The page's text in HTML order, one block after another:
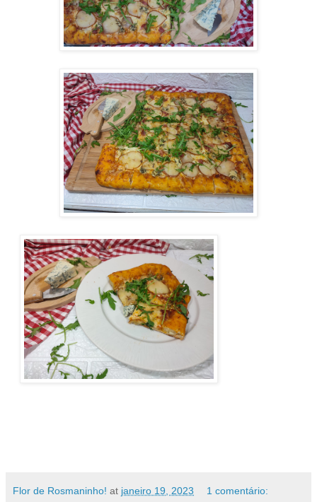
Flor de Rosmaninho! at janeiro 19, 2023 1 comentário: